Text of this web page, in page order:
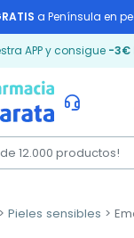
a Península en
APP y consigue -3€
Pieles sensibles